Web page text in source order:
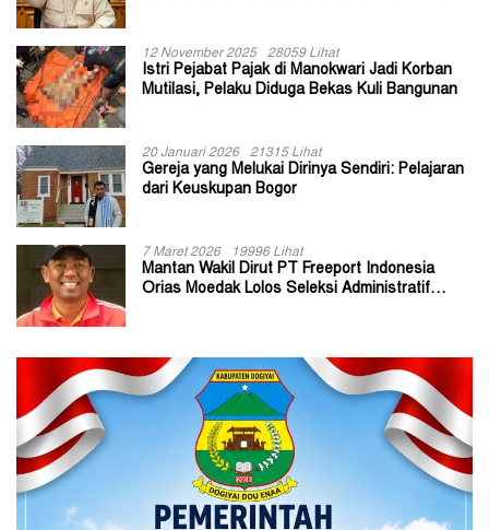
12 November 2025 28059 Lihat
Istri Pejabat Pajak di Manokwari Jadi Korban
Mutilasi, Pelaku Diduga Bekas Kuli Bangunan
20 Januari 2026 21315 Lihat
Gereja yang Melukai Dirinya Sendiri: Pelajaran
dari Keuskupan Bogor
7 Maret 2026 19996 Lihat
Mantan Wakil Dirut PT Freeport Indonesia
Orias Moedak Lolos Seleksi Administratif